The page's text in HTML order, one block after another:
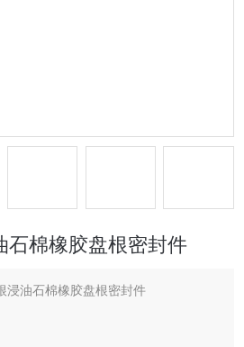
石棉橡胶盘根密封件
浸油石棉橡胶盘根密封件